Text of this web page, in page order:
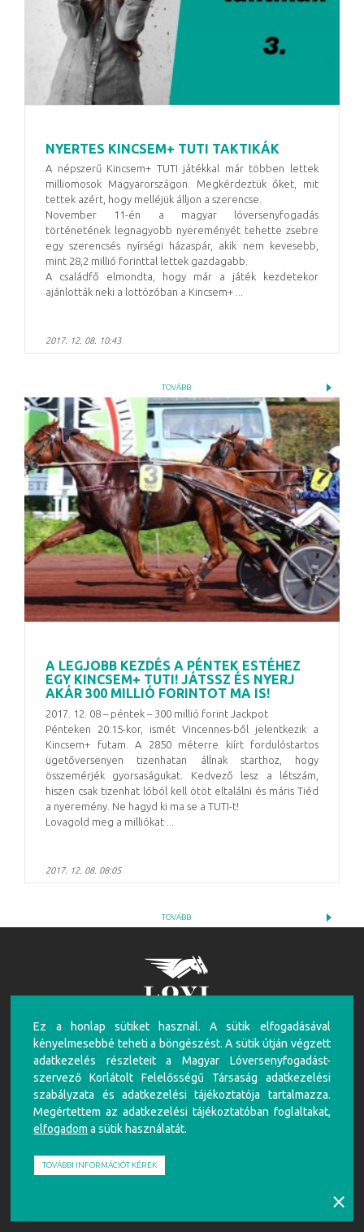
NYERTES KINCSEM+ TUTI TAKTIKÁK
A népszerű Kincsem+ TUTI játékkal már többen lettek
milliomosok Magyarországon. Megkérdeztük őket, mit
tettek azért, hogy melléjük álljon a szerencse.
November 11-én a magyar lóversenyfogadás
történetének legnagyobb nyereményét tehette zsebre
egy szerencsés nyírségi házaspár, akik nem kevesebb,
mint 28,2 millió forinttal lettek gazdagabb.
A családfő elmondta, hogy már a játék kezdetekor
ajánlották neki a lottózóban a Kincsem+ ...
2017. 12. 08. 10:43
TOVÁBB
A LEGJOBB KEZDÉS A PÉNTEK ESTÉHEZ
EGY KINCSEM+ TUTI! JÁTSSZ ÉS NYERJ
AKÁR 300 MILLIÓ FORINTOT MA IS!
2017. 12. 08 – péntek – 300 millió forint Jackpot
Pénteken 20:15-kor, ismét Vincennes-ből jelentkezik a
Kincsem+ futam. A 2850 méterre kiírt fordulóstartos
ügetőversenyen tizenhatan állnak starthoz, hogy
összemérjék gyorsaságukat. Kedvező lesz a létszám,
hiszen csak tizenhat lóból kell ötöt eltalálni és máris Tiéd
a nyeremény. Ne hagyd ki ma se a TUTI-t!
Lovagold meg a milliókat ...
2017. 12. 08. 08:05
TOVÁBB
FIGYELEM!
A túlzásba vitt szerencsejáték ártalmas, mentálhigiénés problémákat, illetve függőséget
okozhat! Éljen az önkorlátozás, önkizárás lehetőségével! Szerencsejátékban csak 18 éven
felüliek vehetnek részt!
Írj nekünk! Játékosvédelem Részvételi szabályzat Adatkezelési Szabályzat Impresszum
Partnerünk:
Ez a honlap sütiket használ. A sütik elfogadásával
kényelmesebbé teheti a böngészést. A sütik útján végzett
adatkezelés részleteit a Magyar Lóversenyfogadást-
szervező Korlátolt Felelősségű Társaság adatkezelési
szabályzata és adatkezelési tájékoztatója tartalmazza.
Megértettem az adatkezelési tájékoztatóban foglaltakat,
elfogadom a sütik használatát.
TOVÁBBI INFORMÁCIÓT KÉREK
⨯